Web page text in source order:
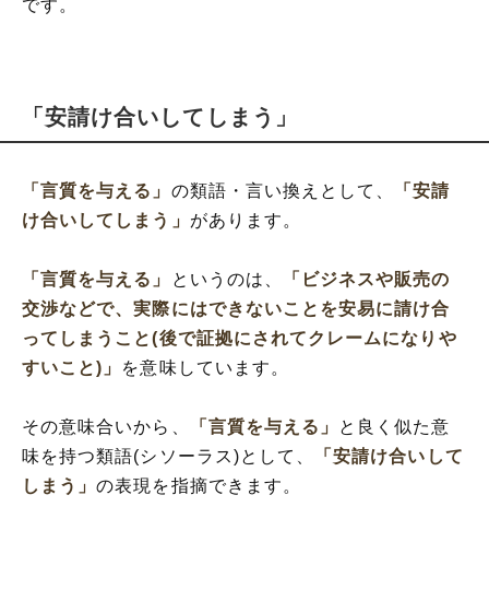
です。
「安請け合いしてしまう」
「言質を与える」 の類語・言い換えとして、
「安請
け合いしてしまう」 があります。
「言質を与える」 というのは、
「ビジネスや販売の
交渉などで、実際にはできないことを安易に請け合
ってしまうこと(後で証拠にされてクレームになりや
すいこと)」 を意味しています。
その意味合いから、 「言質を与える」
と良く似た意
味を持つ類語(シソーラス)として、
「安請け合いして
しまう」の表現を指摘できます。